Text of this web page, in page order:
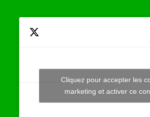
Tweets by JeuAchat
Cliquez pour accepter les
marketing et activer ce